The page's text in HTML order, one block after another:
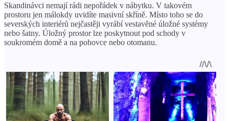
Skandinávci nemají rádi nepořádek v nábytku. V takovém
prostoru jen málokdy uvidíte masivní skříně. Místo toho se do
severských interiérů nejčastěji vyrábí vestavěné úložné systémy
nebo šatny. Úložný prostor lze poskytnout pod schody v
soukromém domě a na pohovce nebo otomanu.